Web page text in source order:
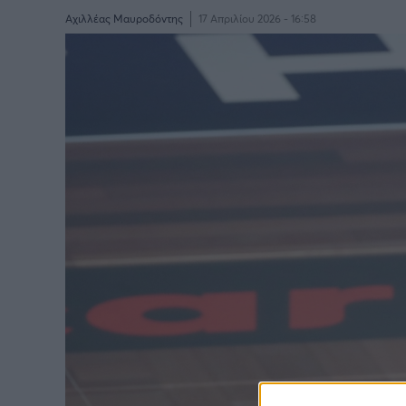
Αχιλλέας Μαυροδόντης 17 Απριλίου 2026 - 16:58